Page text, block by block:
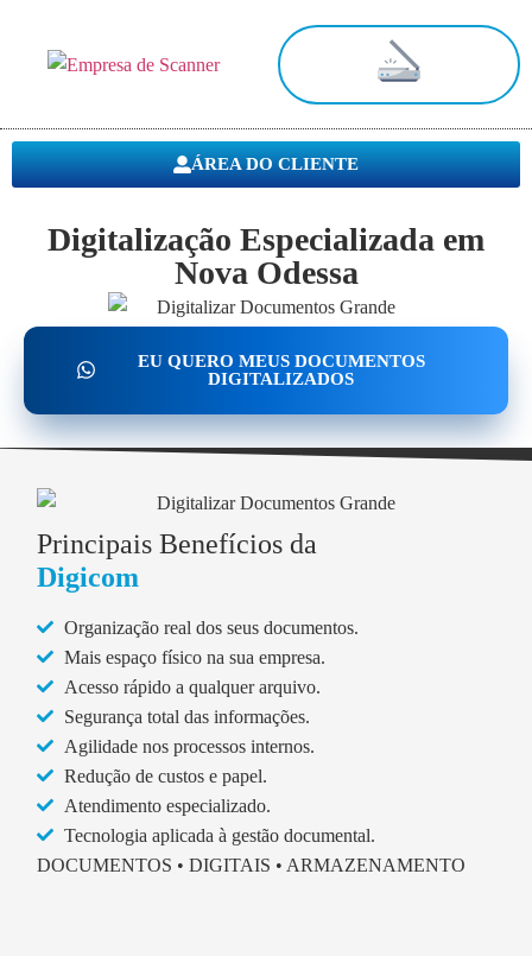
ÁREA DO CLIENTE
Digitalização Especializada em
Nova Odessa
EU QUERO MEUS DOCUMENTOS
DIGITALIZADOS
Principais Benefícios da
Digicom
Organização real dos seus documentos.
Mais espaço físico na sua empresa.
Acesso rápido a qualquer arquivo.
Segurança total das informações.
Agilidade nos processos internos.
Redução de custos e papel.
Atendimento especializado.
Tecnologia aplicada à gestão documental.
DOCUMENTOS • DIGITAIS • ARMAZENAMENTO